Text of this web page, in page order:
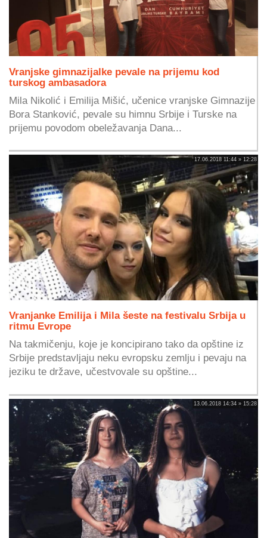
Vranjske gimnazijalke pevale na prijemu kod
turskog ambasadora
Mila Nikolić i Emilija Mišić, učenice vranjske Gimnazije
Bora Stanković, pevale su himnu Srbije i Turske na
prijemu povodom obeležavanja Dana...
17.06.2018 11:44 » 12:28
Vranjanke Emilija i Mila šeste na festivalu Srbija u
ritmu Evrope
Na takmičenju, koje je koncipirano tako da opštine iz
Srbije predstavljaju neku evropsku zemlju i pevaju na
jeziku te države, učestvovale su opštine...
13.06.2018 14:34 » 15:28